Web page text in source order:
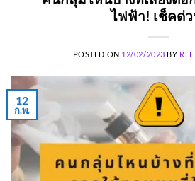
ไฟฟ้า! เช็คด่
POSTED ON 12/02/2023 BY
12
ก.พ.